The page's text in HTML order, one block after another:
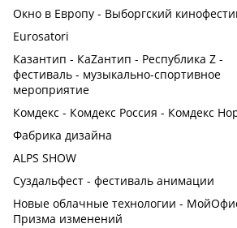
Окно в Европу - Выборгский
Eurosatori
Казантип - КаZантип - Республика Z -
фестиваль - музыкально-спортивное
мероприятие
Комдекс - Комдекс Россия - Комдекс
Фабрика дизайна
ALPS SHOW
Суздальфест - фестиваль анимации
Новые облачные технологии -
Призма изменений